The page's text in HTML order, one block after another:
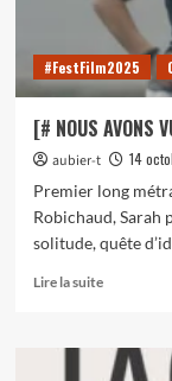
#FestFilm2025
[# NOUS
aubier-t
14
Premier long
Robichaud, Sarah
solitude, quête
Lire la suiteEn
sur
[#